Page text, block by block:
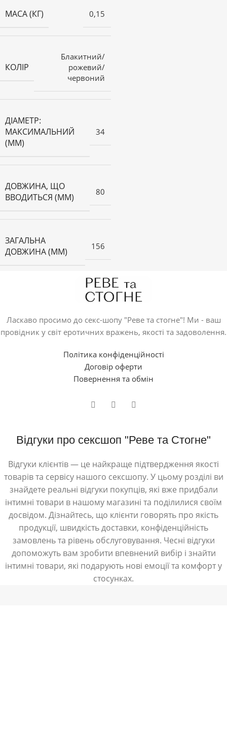
МАСА (КГ) 0,15
КОЛІР
Блакитний/
рожевий/
червоний
ДІАМЕТР:
МАКСИМАЛЬНИЙ
(ММ)
34
ДОВЖИНА, ЩО
ВВОДИТЬСЯ (ММ)
80
ЗАГАЛЬНА
ДОВЖИНА (ММ)
156
Ласкаво просимо до секс-шопу "Реве та стогне"! Ми - ваш
провідник у світ еротичних вражень, якості та задоволення.
Політика конфіденційності
Договір оферти
Повернення та обмін
Відгуки про сексшоп "Реве та Стогне"
Відгуки клієнтів — це найкраще підтвердження якості
товарів та сервісу нашого сексшопу. У цьому розділі ви
знайдете реальні відгуки покупців, які вже придбали
інтимні товари в нашому магазині та поділилися своїм
досвідом. Дізнайтесь, що клієнти говорять про якість
продукції, швидкість доставки, конфіденційність
замовлень та рівень обслуговування. Чесні відгуки
допоможуть вам зробити впевнений вибір і знайти
інтимні товари, які подарують нові емоції та комфорт у
стосунках.